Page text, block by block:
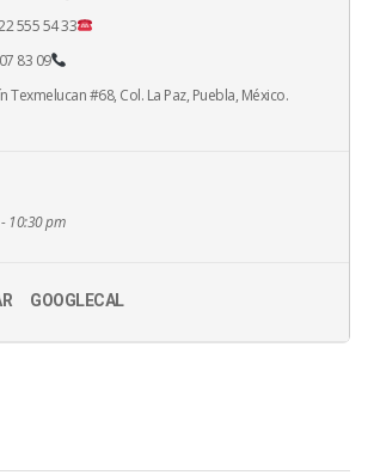
555 54 33
83 09
Texmelucan #68, Col. La Paz, Puebla, México.
- 10:30 pm
GOOGLECAL